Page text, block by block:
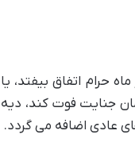
حرام اتفاق بیفتد، یا
جنایت فوت کند، دیه
عادی اضافه می گردد.